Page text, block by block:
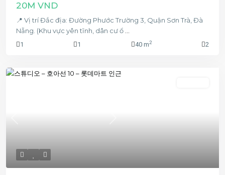
20M VND
📍 Vị trí Đắc địa: Đường Phước Trường 3, Quận Sơn Trà, Đà
Nẵng. (Khu vực yên tĩnh, dân cư ổ
1 1 40 m2 2